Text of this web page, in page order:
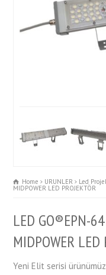
Home URUNLER Led
MIDPOWER LED PROJEKTÖR
LED GO®EPN-
MIDPOWER LED
Yeni Elit serisi